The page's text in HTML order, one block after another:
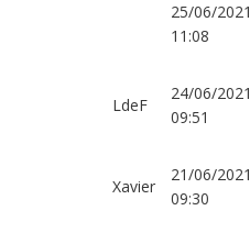
25/06/2021
11:08
LdeF
24/06/2021
09:51
Xavier
21/06/2021
09:30